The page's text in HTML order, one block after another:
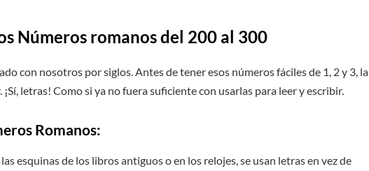
Números romanos del 200 al 300
con nosotros por siglos. Antes de tener esos números fáciles de 1, 2 y 3, la
letras! Como si ya no fuera suficiente con usarlas para leer y escribir.
Romanos:
esquinas de los libros antiguos o en los relojes, se usan letras en vez de